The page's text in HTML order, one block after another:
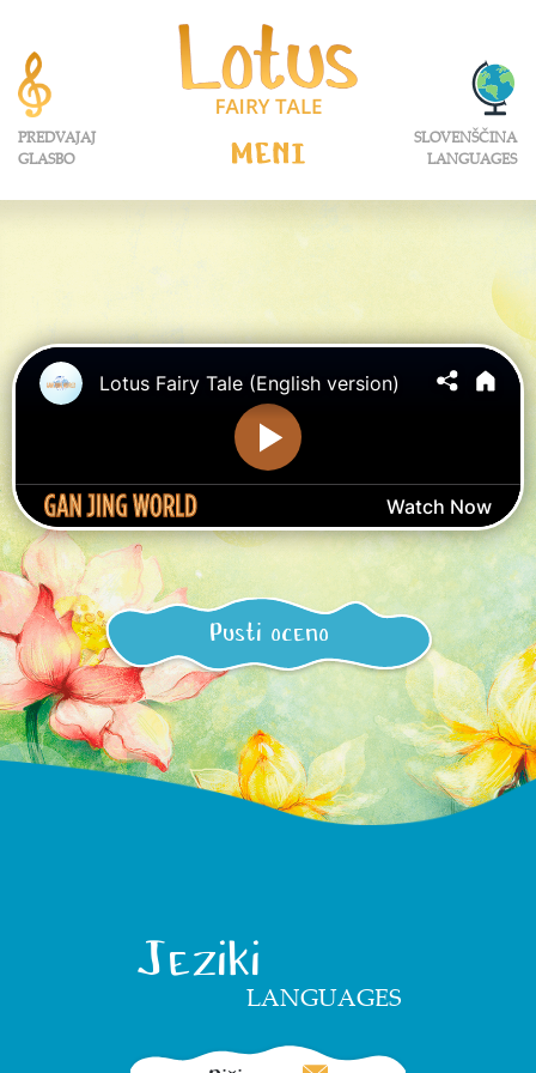
PREDVAJAJ
GLASBO
MENI
SLOVENŠČINA
LANGUAGES
Pusti oceno
Jeziki
LANGUAGES